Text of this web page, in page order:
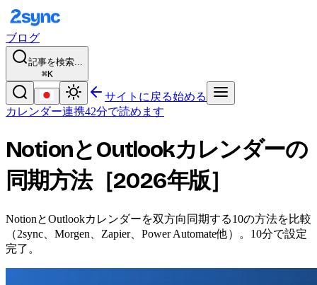
ブログ
記事を検索...
⌘K
サイトに戻る始める
カレンダー連携42分で読めます
NotionとOutlookカレンダーの
同期方法［2026年版］
NotionとOutlookカレンダーを双方向同期する10の方法を比較
（2sync、Morgen、Zapier、Power Automate他）。10分で設定
完了。